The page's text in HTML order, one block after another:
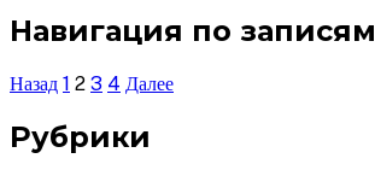
Навигация по записям
Назад 1 2 3 4 Далее
Рубрики